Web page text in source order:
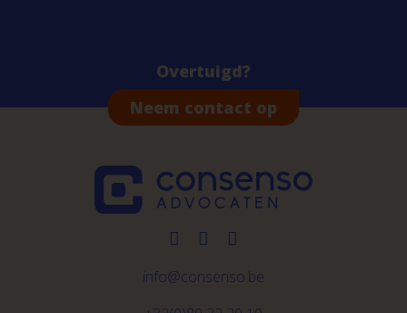
Overtuigd?
Neem contact op
info@consenso.be